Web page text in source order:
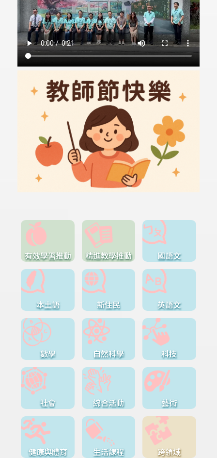
有效學習推動 精進教學推動 國語文
本土語 新住民 英語文
數學 自然科學 科技
社會 綜合活動 藝術
健康與體育 生活課程 跨領域